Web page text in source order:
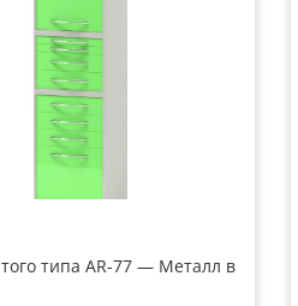
типа AR-77 — Металл в